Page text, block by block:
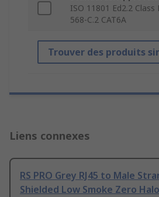
ISO 11801 Ed2.2
568-C.2 CAT6A
Trouver des produits
Liens connexes
RS PRO Grey RJ45 to Male
Shielded Low Smoke Zero